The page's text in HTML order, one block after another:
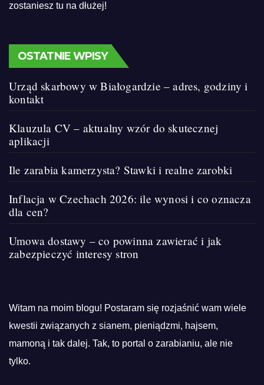
zostaniesz tu na dłużej!
OSTATNIE WPISY
Urząd skarbowy w Białogardzie – adres, godziny i
kontakt
Klauzula CV – aktualny wzór do skutecznej
aplikacji
Ile zarabia kamerzysta? Stawki i realne zarobki
Inflacja w Czechach 2026: ile wynosi i co oznacza
dla cen?
Umowa dostawy – co powinna zawierać i jak
zabezpieczyć interesy stron
Witam na moim blogu! Postaram się rozjaśnić wam wiele
kwestii związanych z sianem, pieniądzmi, hajsem,
mamoną i tak dalej. Tak, to portal o zarabianiu, ale nie
tylko.